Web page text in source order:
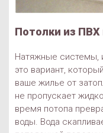
Потолки из ПВХ
Натяжные системы,
это вариант,
ваше жилье от
не пропускает
время потопа
воды. Вода